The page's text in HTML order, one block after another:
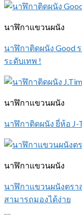
นาฬิกาแขวนผนัง
นาฬิกาติดผนัง Good
ระดับเทพ !
นาฬิกาแขวนผนัง
นาฬิกาติดผนัง ยี่ห้อ J-
นาฬิกาแขวนผนัง
นาฬิกาแขวนผนังตรา
สามารถมองได้ง่าย